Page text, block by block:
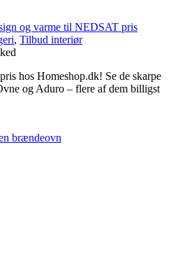
og varme til NEDSAT pris
, Tilbud interiør
hos Homeshop.dk! Se de skarpe
og Aduro – flere af dem billigst